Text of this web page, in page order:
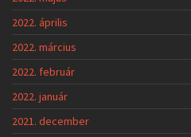
2022. április
2022. március
2022. február
2022. január
2021. december